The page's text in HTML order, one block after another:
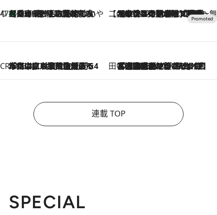
47都道府県の手みやげ ひんやりスイーツで夏を満喫
2026.8.8
【兵庫県】この夏絶対食べたい 冷やしておいしいおやつ3選 淡路島の恵みをジェラートに集約 【CREA×星野リゾート】唯一無二。癒しと発見が待つ場所へ
2026.8.7
【トンボの足水浴】ヒノキの香りに包まれて涼感マックス！約13℃の湧水かけ流しを避暑地「星野温泉 トンボの湯」で体験
CREA'S CHOICE
2026.8.7
「立川にも歌舞伎があるんだよ」 片岡仁左衛門・市川中車ら豪華座組みで4年目の立川立飛歌舞伎へ 田中稲の勝手に再ブーム
2026.8.7
「湘南乃風に憧れて」観客大盛上がりの“タオル回し”に、ラッパー顔負けの高速歌唱まで…さだまさし（74）のアグレッシブすぎる現在地
連載 TOP
SPECIAL